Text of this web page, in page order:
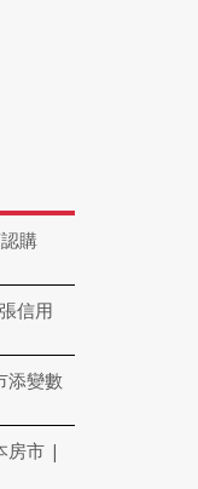
購
信用
添變數
房市 |